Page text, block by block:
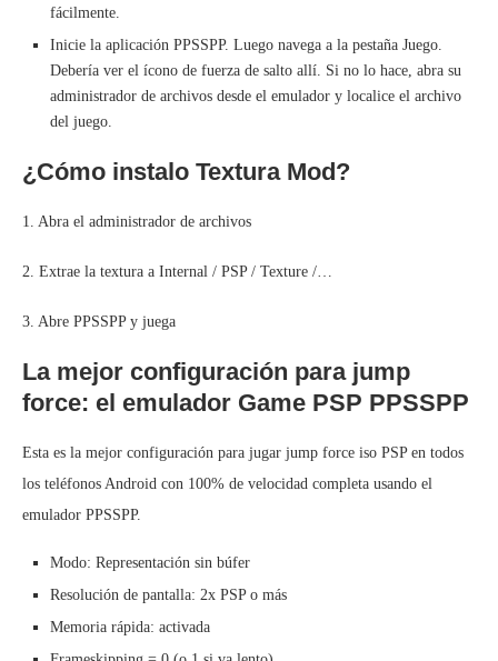
fácilmente.
Inicie la aplicación PPSSPP. Luego navega a la pestaña Juego.
Debería ver el ícono de fuerza de salto allí. Si no lo hace, abra su
administrador de archivos desde el emulador y localice el archivo
del juego.
¿Cómo instalo Textura Mod?
1. Abra el administrador de archivos
2. Extrae la textura a Internal / PSP / Texture /…
3. Abre PPSSPP y juega
La mejor configuración para jump
force: el emulador Game PSP PPSSPP
Esta es la mejor configuración para jugar jump force iso PSP en todos
los teléfonos Android con 100% de velocidad completa usando el
emulador PPSSPP.
Modo: Representación sin búfer
Resolución de pantalla: 2x PSP o más
Memoria rápida: activada